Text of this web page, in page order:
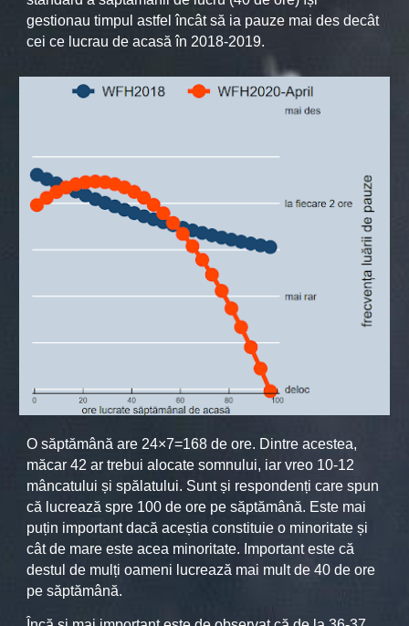
gestionau timpul astfel încât să ia pauze mai des decât
cei ce lucrau de acasă în 2018-2019.
O săptămână are 24×7=168 de ore. Dintre acestea,
măcar 42 ar trebui alocate somnului, iar vreo 10-12
mâncatului și spălatului. Sunt și respondenți care spun
că lucrează spre 100 de ore pe săptămână. Este mai
puțin important dacă aceștia constituie o minoritate și
cât de mare este acea minoritate. Important este că
destul de mulți oameni lucrează mai mult de 40 de ore
pe săptămână.